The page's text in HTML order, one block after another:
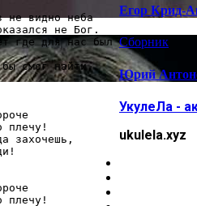
не видно неба
не Бог.
где для нас был
бы смог найти,
плечу!
захочешь,
плечу!
Егор Крид-
Сборник
Юрий
УкулеЛа -
ukulela.xyz